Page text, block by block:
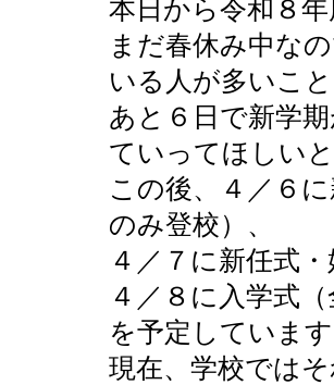
本日から令和８
まだ春休み中な
いる人が多いこ
あと６日で新学
ていってほしい
この後、４／６
のみ登校）、
４／７に新任式
４／８に入学式
を予定していま
現在、学校では